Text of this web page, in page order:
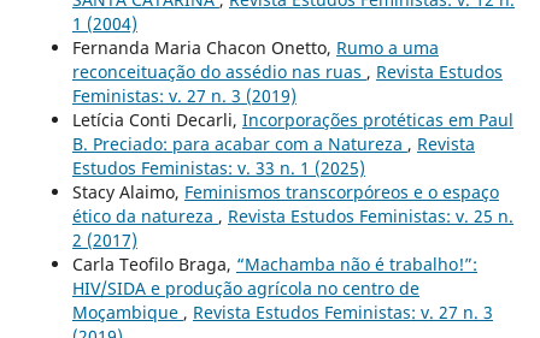
1 (2004)
Fernanda Maria Chacon Onetto, Rumo a uma
reconceituação do assédio nas ruas , Revista Estudos
Feministas: v. 27 n. 3 (2019)
Letícia Conti Decarli, Incorporações protéticas em Paul
B. Preciado: para acabar com a Natureza , Revista
Estudos Feministas: v. 33 n. 1 (2025)
Stacy Alaimo, Feminismos transcorpóreos e o espaço
ético da natureza , Revista Estudos Feministas: v. 25 n.
2 (2017)
Carla Teofilo Braga, “Machamba não é trabalho!”:
HIV/SIDA e produção agrícola no centro de
Moçambique , Revista Estudos Feministas: v. 27 n. 3